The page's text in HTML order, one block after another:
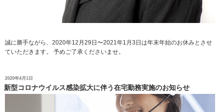
誠に勝手ながら、2020年12月29日〜2021年1月3日は年末年始のお休みとさせ
ていただきます。 予めご了承くださいませ。
投
稿
日:
2020年4月1日
新型コロナウイルス感染拡大に伴う在宅勤務実施のお知らせ